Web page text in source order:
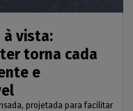
à vista:
torna cada
e
projetada para facilitar